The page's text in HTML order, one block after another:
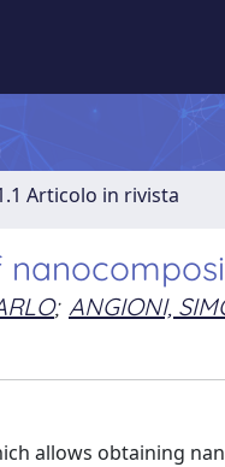
Articolo in rivista
; ANGIONI,
allows obtaining